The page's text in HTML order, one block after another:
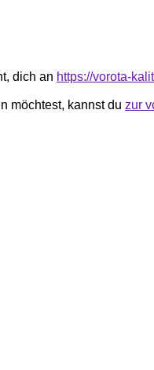
dich an https://vorota-
möchtest, kannst du zur